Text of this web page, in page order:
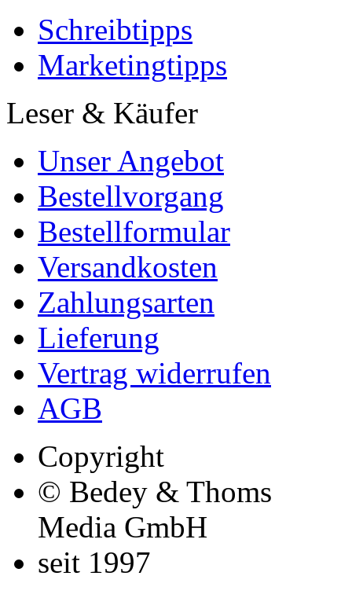
Schreibtipps
Marketingtipps
Leser & Käufer
Unser Angebot
Bestellvorgang
Bestellformular
Versandkosten
Zahlungsarten
Lieferung
Vertrag widerrufen
AGB
Copyright
© Bedey & Thoms
Media GmbH
seit 1997